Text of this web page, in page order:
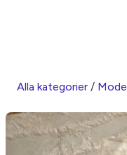
Alla kategorier / Mode